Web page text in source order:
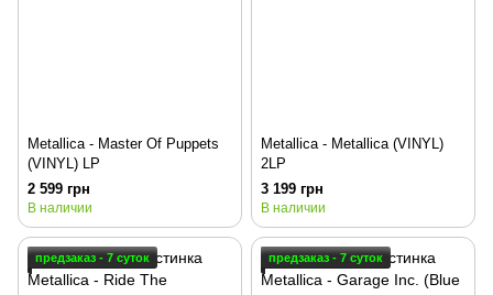
Metallica - Master Of Puppets
(VINYL) LP
2 599 грн
В наличии
Metallica - Metallica (VINYL)
2LP
3 199 грн
В наличии
предзаказ - 7 суток предзаказ - 7 суток